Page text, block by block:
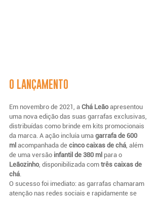
O LANÇAMENTO
Em novembro de 2021, a Chá Leão apresentou
uma nova edição das suas garrafas exclusivas,
distribuídas como brinde em kits promocionais
da marca. A ação incluía uma garrafa de 600
ml acompanhada de cinco caixas de chá, além
de uma versão infantil de 380 ml para o
Leãozinho, disponibilizada com três caixas de
chá.
O sucesso foi imediato: as garrafas chamaram
atenção nas redes sociais e rapidamente se